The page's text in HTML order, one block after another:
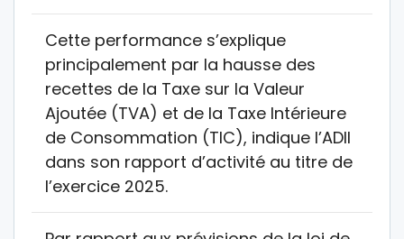
Cette performance s’explique
principalement par la hausse des
recettes de la Taxe sur la Valeur
Ajoutée (TVA) et de la Taxe Intérieure
de Consommation (TIC), indique l’ADII
dans son rapport d’activité au titre de
l’exercice 2025.